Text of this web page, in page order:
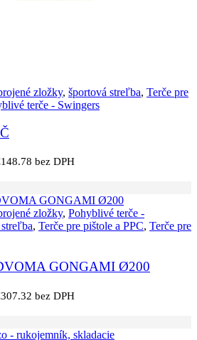
zložky, športová streľba, Terče pre
terče - Swingers
148.78 bez DPH
zložky, Pohyblivé terče -
, Terče pre pištole a PPC, Terče pre
GONGAMI Ø200
307.32 bez DPH